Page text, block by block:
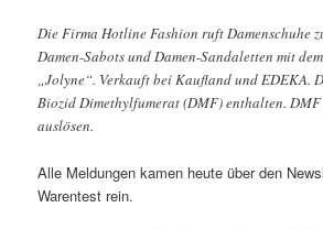
Die Firma Hotline Fashion ruft Damenschuhe
Damen-Sabots und Damen-Sandaletten mit
„Jolyne“. Verkauft bei Kaufland und EDEKA.
Biozid Dimethylfumerat (DMF) enthalten.
auslösen.
Alle Meldungen kamen heute über den
Warentest rein.